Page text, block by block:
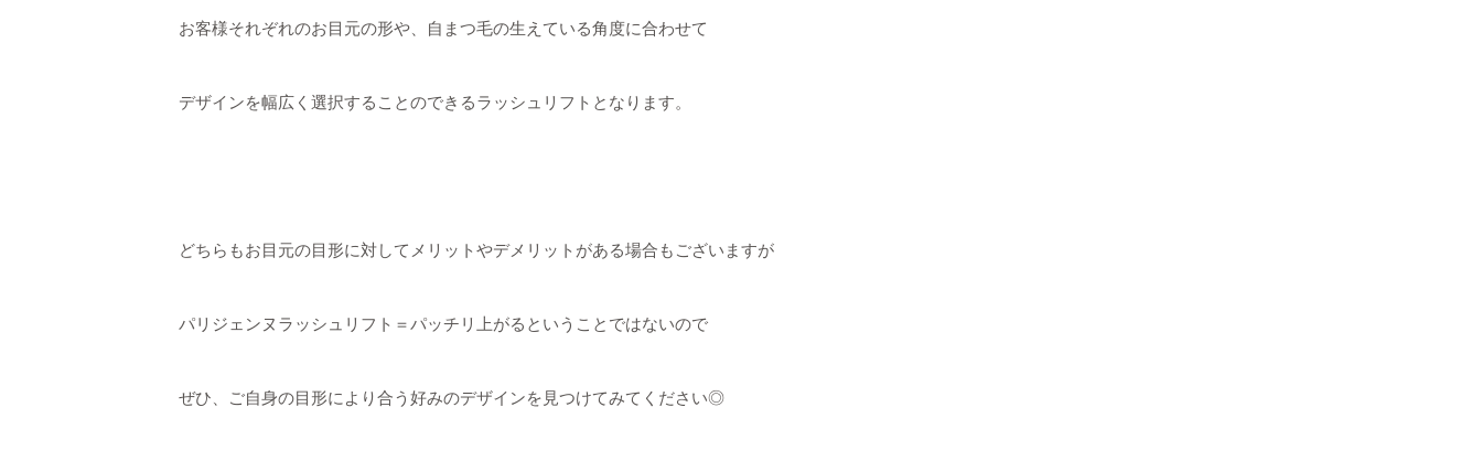
お客様それぞれのお目元の形や、自まつ毛の生えている角度に合わせて
デザインを幅広く選択することのできるラッシュリフトとなります。
どちらもお目元の目形に対してメリットやデメリットがある場合もございますが
パリジェンヌラッシュリフト＝パッチリ上がるということではないので
ぜひ、ご自身の目形により合う好みのデザインを見つけてみてください◎